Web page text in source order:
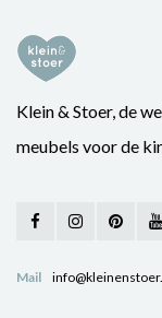
Klein & Stoer, de
meubels voor de
Mail